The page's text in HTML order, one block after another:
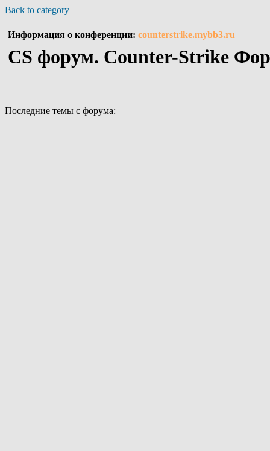
Back to category
Информация о конференции: counterstrike.mybb3.ru
CS форум. Counter-Strike
Последние темы с форума: